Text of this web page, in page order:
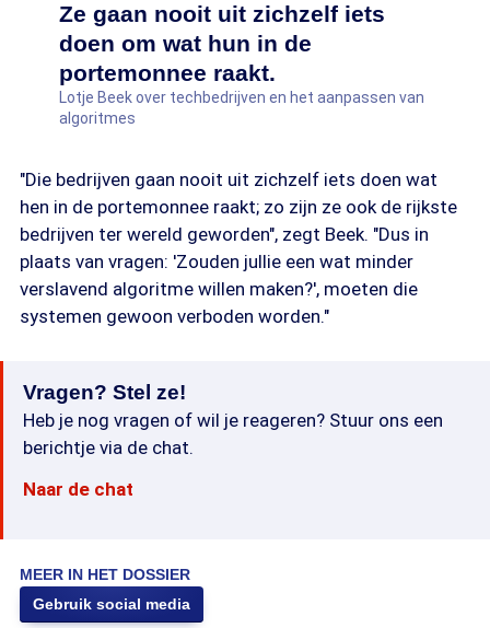
Ze gaan nooit uit zichzelf iets
doen om wat hun in de
portemonnee raakt.
Lotje Beek over techbedrijven en het aanpassen van
algoritmes
"Die bedrijven gaan nooit uit zichzelf iets doen wat
hen in de portemonnee raakt; zo zijn ze ook de rijkste
bedrijven ter wereld geworden", zegt Beek. "Dus in
plaats van vragen: 'Zouden jullie een wat minder
verslavend algoritme willen maken?', moeten die
systemen gewoon verboden worden."
Vragen? Stel ze!
Heb je nog vragen of wil je reageren? Stuur ons een
berichtje via de chat.
Naar de chat
MEER IN HET DOSSIER
Gebruik social media